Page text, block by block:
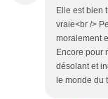
Elle est bien
vraie<br />
moralement
Encore pour
désolant et
le monde du